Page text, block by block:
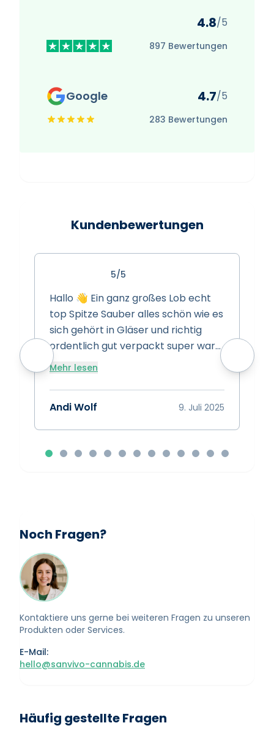
4.8/5
897 Bewertungen
Google 4.7/5
283 Bewertungen
Kundenbewertungen
5/5
Hallo 👋 Ein ganz großes Lob echt
top Spitze Sauber alles schön wie es
sich gehört in Gläser und richtig
ordentlich gut verpackt super ware
super Preise super Leistung Spitze
Bewertung 15/10 👍👍👍
Mehr lesen
Andi Wolf 9. Juli 2025
Noch Fragen?
Kontaktiere uns gerne bei weiteren Fragen zu unseren
Produkten oder Services.
E-Mail:
hello@sanvivo-cannabis.de
Häufig gestellte Fragen